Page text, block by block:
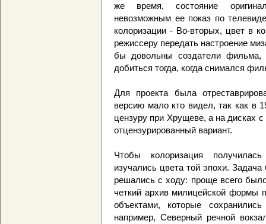
же время, состояние
невозможным ее показ по
колоризации - Во-вторых, цвет в
режиссеру передать настроение
бы довольны создатели фильма,
добиться тогда, когда снимался
Для проекта была
версию мало кто видел, так как в
цензуру при Хрущеве, а на дисках
отцензурированный вариант.
Чтобы колоризация
изучались цвета той эпохи.
решались с ходу: проще всего
четкий архив милицейской формы
объектами, которые
например, Северный речной